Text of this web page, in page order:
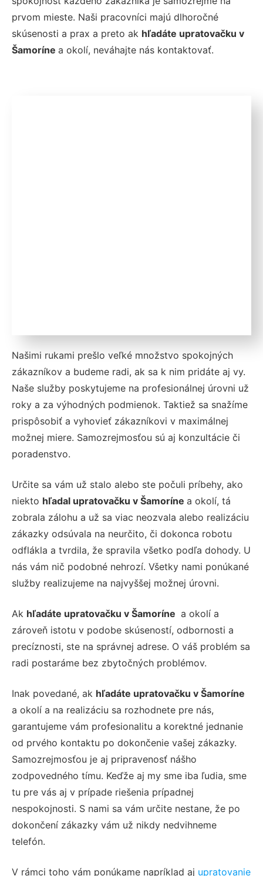
prvom mieste. Naši pracovníci majú dlhoročné
skúsenosti a prax a preto ak hľadáte upratovačku v
Šamoríne a okolí, neváhajte nás kontaktovať.
Našimi rukami prešlo veľké množstvo spokojných
zákazníkov a budeme radi, ak sa k nim pridáte aj vy.
Naše služby poskytujeme na profesionálnej úrovni už
roky a za výhodných podmienok. Taktiež sa snažíme
prispôsobiť a vyhovieť zákazníkovi v maximálnej
možnej miere. Samozrejmosťou sú aj konzultácie či
poradenstvo.
Určite sa vám už stalo alebo ste počuli príbehy, ako
niekto hľadal upratovačku v Šamoríne a okolí, tá
zobrala zálohu a už sa viac neozvala alebo realizáciu
zákazky odsúvala na neurčito, či dokonca robotu
odflákla a tvrdila, že spravila všetko podľa dohody. U
nás vám nič podobné nehrozí. Všetky nami ponúkané
služby realizujeme na najvyššej možnej úrovni.
Ak hľadáte upratovačku v Šamoríne a okolí a
zároveň istotu v podobe skúseností, odbornosti a
precíznosti, ste na správnej adrese. O váš problém sa
radi postaráme bez zbytočných problémov.
Inak povedané, ak hľadáte upratovačku v Šamoríne
a okolí a na realizáciu sa rozhodnete pre nás,
garantujeme vám profesionalitu a korektné jednanie
od prvého kontaktu po dokončenie vašej zákazky.
Samozrejmosťou je aj pripravenosť nášho
zodpovedného tímu. Keďže aj my sme iba ľudia, sme
tu pre vás aj v prípade riešenia prípadnej
nespokojnosti. S nami sa vám určite nestane, že po
dokončení zákazky vám už nikdy nedvihneme
telefón.
V rámci toho vám ponúkame napríklad aj upratovanie